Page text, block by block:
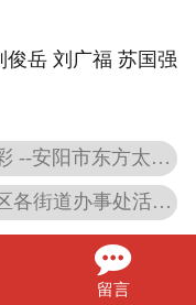
俊岳 刘广福 苏国强
上一条：武动昆玉山 太极更出彩 --安阳市东方太极俱乐部参加 昆玉山宣传片拍摄纪实
下一条：热热闹闹过端午 北关区各街道办事处活动丰富
留言